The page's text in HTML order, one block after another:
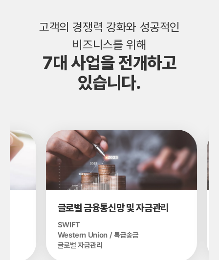
고객의 경쟁력 강화와 성공적인
비즈니스를 위해
7대 사업을 전개하고
있습니다.
글로벌 금융통신망 및 자금관리
SWIFT
Western Union / 특급송금
글로벌 자금관리